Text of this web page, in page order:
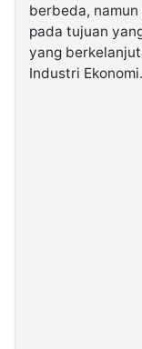
berbeda,
pada tujuan
yang
Industri Ekonomi.